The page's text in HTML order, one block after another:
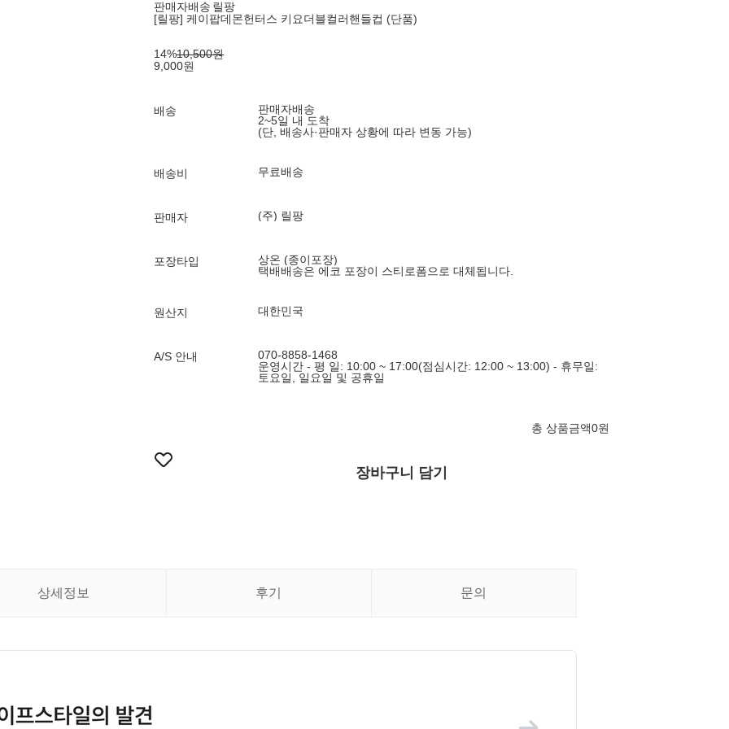
판매자배송 릴팡
[릴팡] 케이팝데몬헌터스 키요더블컬러핸들컵 (단품)
14%10,500원
9,000원
배송
판매자배송
2~5일 내 도착
(단, 배송사·판매자 상황에 따라 변동 가능)
배송비 무료배송
판매자 (주) 릴팡
포장타입
상온 (종이포장)
택배배송은 에코 포장이 스티로폼으로 대체됩니다.
원산지 대한민국
A/S 안내
070-8858-1468
운영시간 - 평 일: 10:00 ~ 17:00(점심시간: 12:00 ~ 13:00) - 휴무일:
토요일, 일요일 및 공휴일
총 상품금액0원
장바구니 담기
상세정보 후기 문의